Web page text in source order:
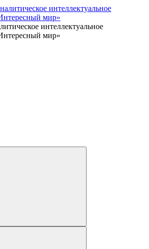
интеллектуальное
мир»